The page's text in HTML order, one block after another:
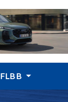
FLBB